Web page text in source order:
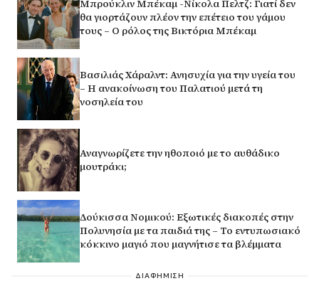
Μπρούκλιν Μπέκαμ -Νίκολα Πελτζ: Γιατί δεν
θα γιορτάζουν πλέον την επέτειο του γάμου
τους – Ο ρόλος της Βικτόρια Μπέκαμ
Βασιλιάς Χάραλντ: Ανησυχία για την υγεία του
– Η ανακοίνωση του Παλατιού μετά τη
νοσηλεία του
Αναγνωρίζετε την ηθοποιό με το αυθάδικο
μουτράκι;
Δούκισσα Νομικού: Εξωτικές διακοπές στην
Πολυνησία με τα παιδιά της – Το εντυπωσιακό
κόκκινο μαγιό που μαγνήτισε τα βλέμματα
ΔΙΑΦΗΜΙΣΗ